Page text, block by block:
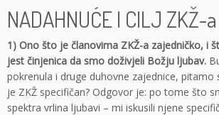
NADAHNUĆE I CILJ ZKŽ-a
1) Ono što je članovima ZKŽ-a zajedničko, i
jest činjenica da smo doživjeli Božju ljubav.
pokrenula i druge duhovne zajednice, pitamo
je ZKŽ specifičan? Odgovor je: po tome što
spektra vrlina ljubavi – mi iskusili njene